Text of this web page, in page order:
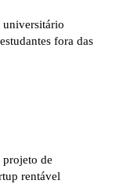
universitário
fora das
de
rentável